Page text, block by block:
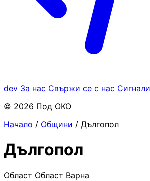
dev За нас Свържи се с нас Сигнали
© 2026 Под ОКО
Начало / Общини / Дългопол
Дългопол
Област Област Варна